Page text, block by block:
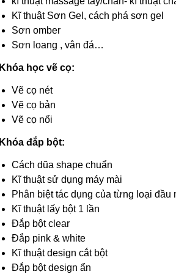
Kĩ thuật Sơn Gel, cách phá sơn gel
Sơn omber
Sơn loang , vân đá…
Khóa học vẽ cọ:
Vẽ cọ nét
Vẽ cọ bản
Vẽ cọ nổi
Khóa đắp bột:
Cách dũa shape chuẩn
Kĩ thuật sử dụng máy mài
Phân biệt tác dụng của từng loại đầu
Kĩ thuật lấy bột 1 lần
Đắp bột clear
Đắp pink & white
Kĩ thuật design cắt bột
Đắp bột design ẩn